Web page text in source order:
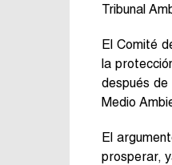
Tribunal
El Comité
la
después
Medio
El
prosperar,